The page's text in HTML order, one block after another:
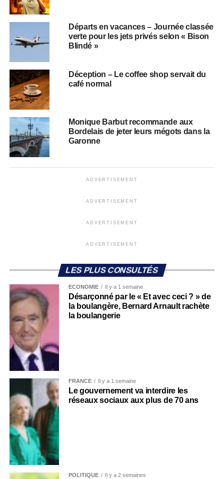
Départs en vacances – Journée classée
verte pour les jets privés selon « Bison
Blindé »
Déception – Le coffee shop servait du
café normal
Monique Barbut recommande aux
Bordelais de jeter leurs mégots dans la
Garonne
ADVERTISEMENT
ADVERTISEMENT
ADVERTISEMENT
ADVERTISEMENT
LES PLUS CONSULTÉS
ECONOMIE Il y a 1 semaine
Désarçonné par le « Et avec ceci ? » de
la boulangère, Bernard Arnault rachète
la boulangerie
FRANCE Il y a 1 semaine
Le gouvernement va interdire les
réseaux sociaux aux plus de 70 ans
POLITIQUE Il y a 2 semaines